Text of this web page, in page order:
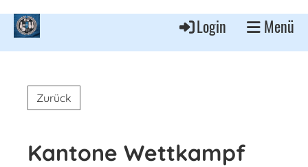
Login Menü
Zurück
Kantone Wettkampf